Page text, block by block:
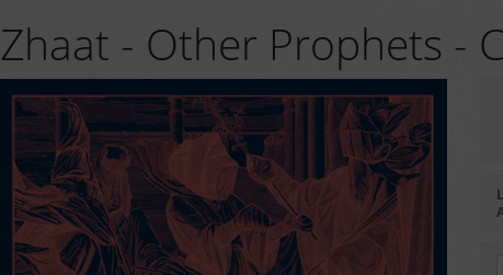
Zhaat - Other Prophets -